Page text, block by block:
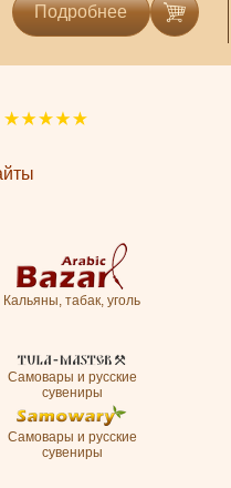
Подробнее
Кальяны, табак, уголь
Самовары и русские
сувениры
Самовары и русские
сувениры